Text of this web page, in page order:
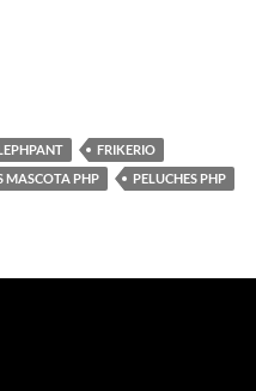
FRIKERIO
MASCOTA PHP
PELUCHES PHP